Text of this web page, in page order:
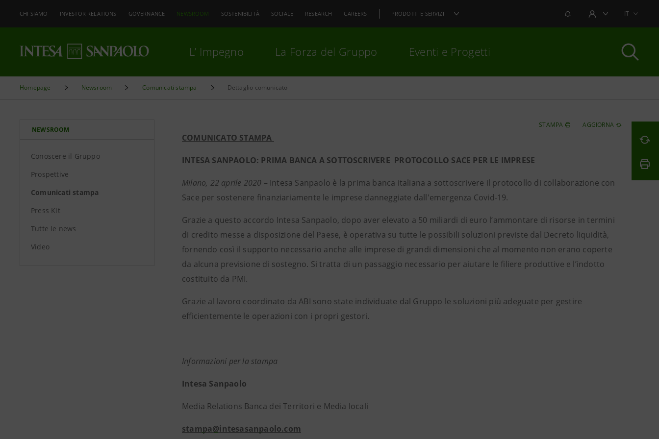
CHI SIAMO INVESTOR RELATIONS GOVERNANCE NEWSROOM SOSTENIBILITÀ SOCIALE RESEARCH CAREERS PRODOTTI E SERVIZI NOTIFICHEAREA UTENTEIT
L’ Impegno La Forza del Gruppo Eventi e Progetti
Homepage Newsroom Comunicati stampa Dettaglio comunicato
NEWSROOM
Conoscere il Gruppo
Prospettive
Comunicati stampa
Press Kit
Tutte le news
Video
STAMPA AGGIORNA
COMUNICATO STAMPA
INTESA SANPAOLO: PRIMA BANCA A SOTTOSCRIVERE PROTOCOLLO SACE PER LE IMPRESE
Milano, 22 aprile 2020 – Intesa Sanpaolo è la prima banca italiana a sottoscrivere il protocollo di collaborazione con
Sace per sostenere finanziariamente le imprese danneggiate dall'emergenza Covid-19.
Grazie a questo accordo Intesa Sanpaolo, dopo aver elevato a 50 miliardi di euro l’ammontare di risorse in termini
di credito messe a disposizione del Paese, è operativa su tutte le possibili soluzioni previste dal Decreto liquidità,
fornendo così il supporto necessario anche alle imprese di grandi dimensioni che al momento non erano coperte
da alcuna previsione di sostegno. Si tratta di un passaggio necessario per aiutare le filiere produttive e l’indotto
costituito da PMI.
Grazie al lavoro coordinato da ABI sono state individuate dal Gruppo le soluzioni più adeguate per gestire
efficientemente le operazioni con i propri gestori.
Informazioni per la stampa
Intesa Sanpaolo
Media Relations Banca dei Territori e Media locali
stampa@intesasanpaolo.com